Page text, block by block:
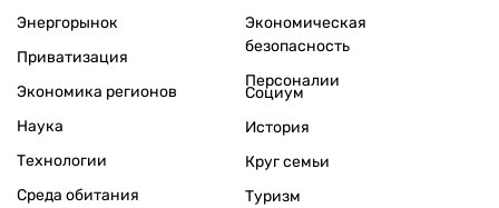
Энергорынок
Приватизация
Экономика регионов
Экономическая
безопасность
Персоналии
Наука
Технологии
Среда обитания
Социум
История
Круг семьи
Туризм